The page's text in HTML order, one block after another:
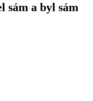
sám a byl sám